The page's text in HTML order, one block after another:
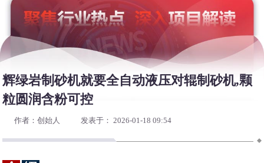
辉绿岩制砂机就要全自动液压对辊制砂机,颗
粒圆润含粉可控
作者：创始人 发表于： 2026-01-18 09:54